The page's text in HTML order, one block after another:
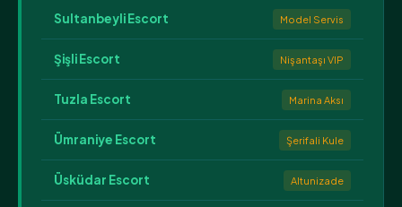
Sultanbeyli Escort Model Servis
Şişli Escort Nişantaşı VIP
Tuzla Escort Marina Aksı
Ümraniye Escort Şerifali Kule
Üsküdar Escort Altunizade